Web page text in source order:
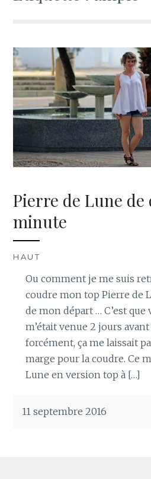
Pierre de Lune
minute
HAUT
Ou comment je me suis
coudre mon top Pierre de
de mon départ … C’est que
m’était venue 2 jours
forcément, ça me laissait
marge pour la coudre. Ce
Lune en version top à […]
11 septembre 2016